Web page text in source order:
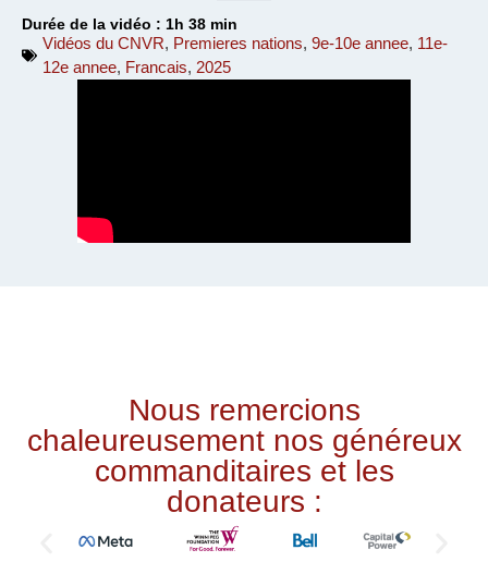
Durée de la vidéo : 1h 38 min
Vidéos du CNVR, Premieres nations, 9e-10e annee, 11e-
12e annee, Francais, 2025
Nous remercions
chaleureusement nos généreux
commanditaires et les
donateurs :